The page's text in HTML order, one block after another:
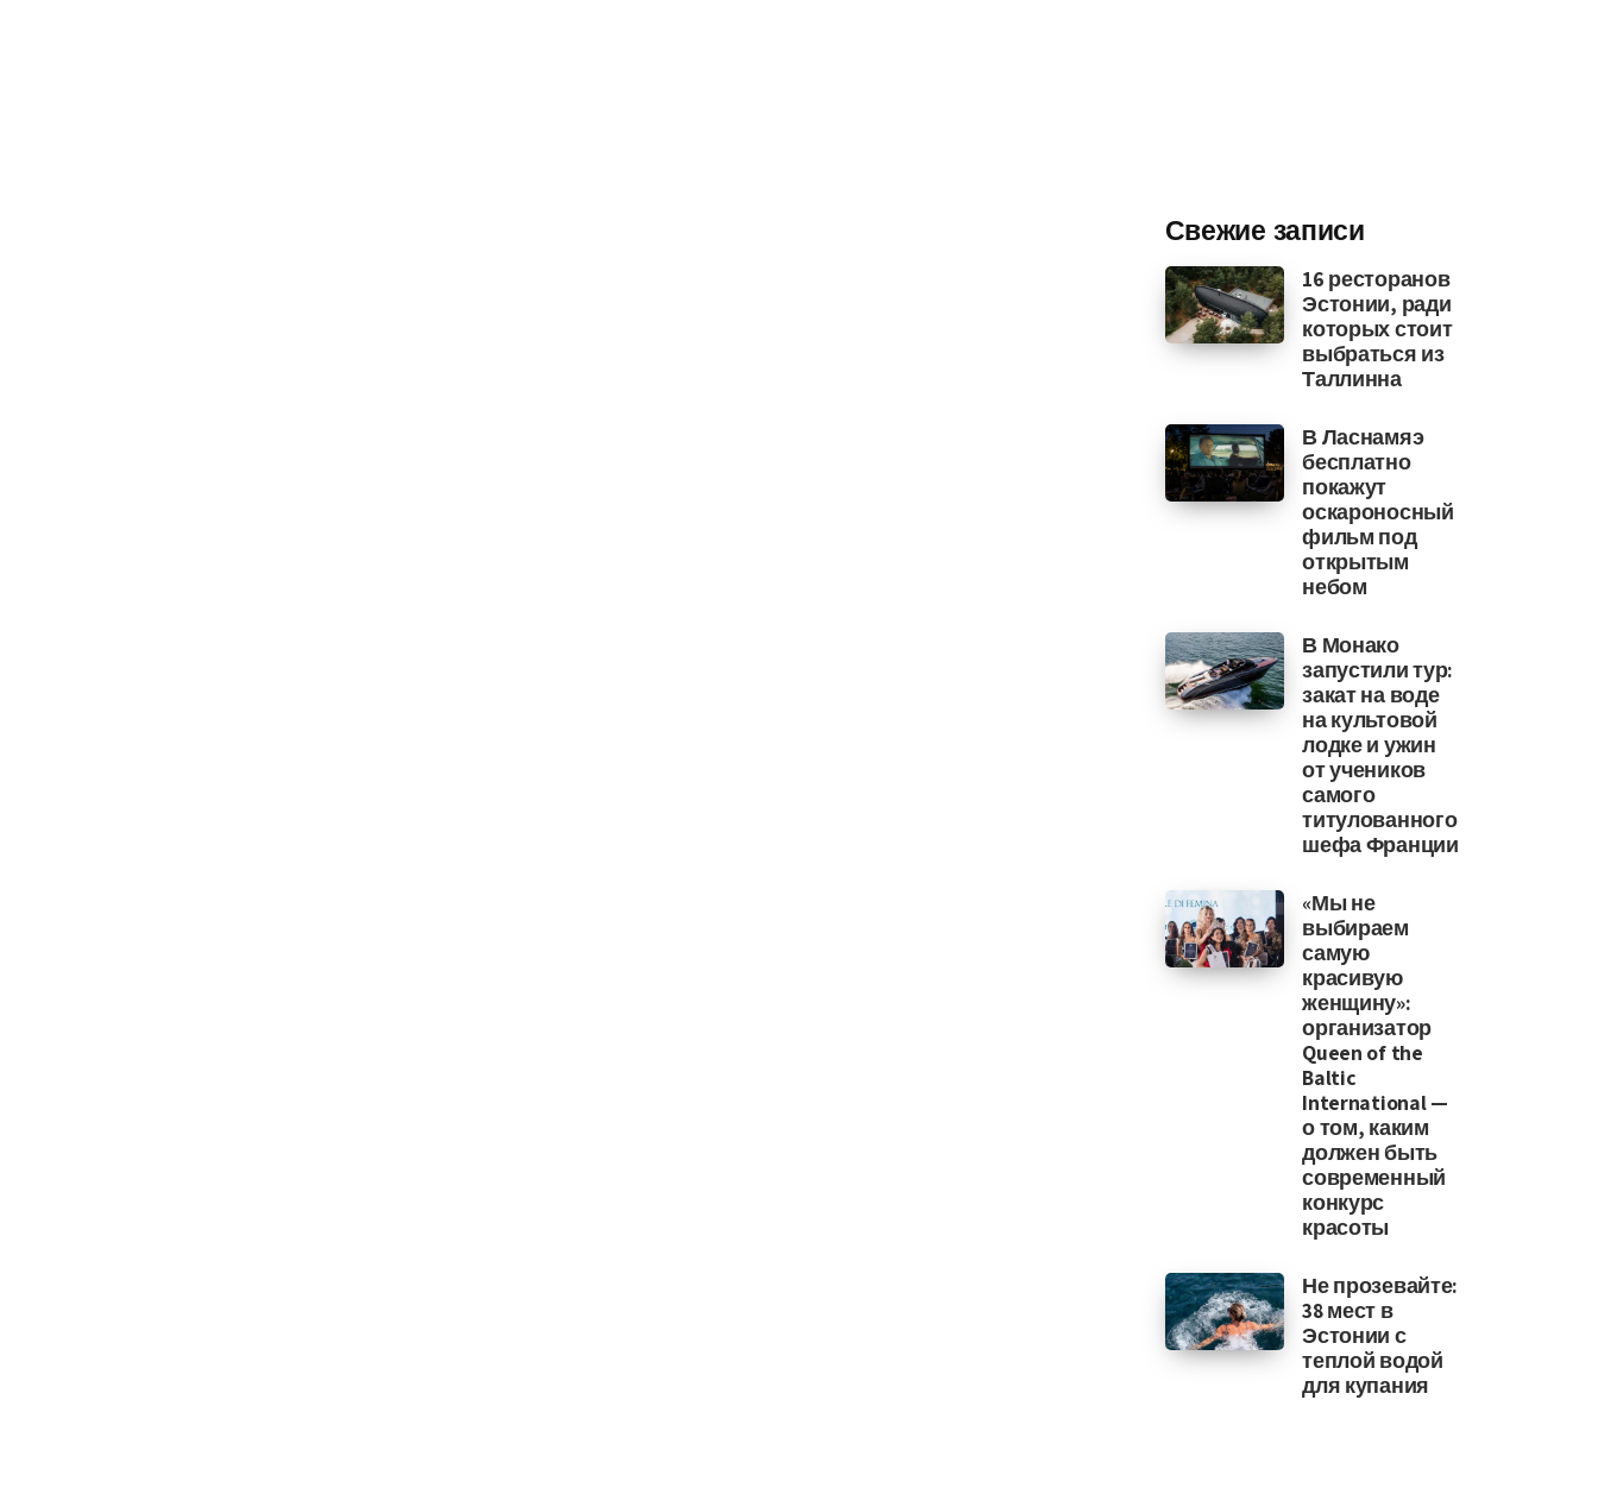
Свежие записи
16 ресторанов
Эстонии, ради
которых стоит
выбраться из
Таллинна
В Ласнамяэ
бесплатно
покажут
оскароносный
фильм под
открытым
небом
В Монако
запустили тур:
закат на воде
на культовой
лодке и ужин
от учеников
самого
титулованного
шефа Франции
«Мы не
выбираем
самую
красивую
женщину»:
организатор
Queen of the
Baltic
International —
о том, каким
должен быть
современный
конкурс
красоты
Не прозевайте:
38 мест в
Эстонии с
теплой водой
для купания